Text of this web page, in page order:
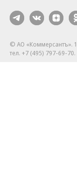
© АО «Коммерсантъ».
тел. +7 (495) 797-69-70.